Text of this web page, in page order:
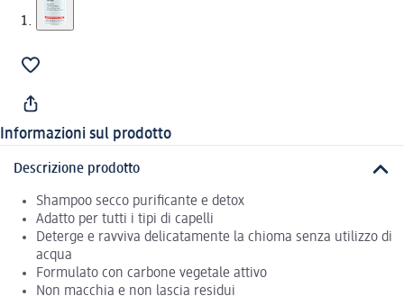
Informazioni sul prodotto
Descrizione prodotto
Shampoo secco purificante e detox
Adatto per tutti i tipi di capelli
Deterge e ravviva delicatamente la chioma senza utilizzo di
acqua
Formulato con carbone vegetale attivo
Non macchia e non lascia residui